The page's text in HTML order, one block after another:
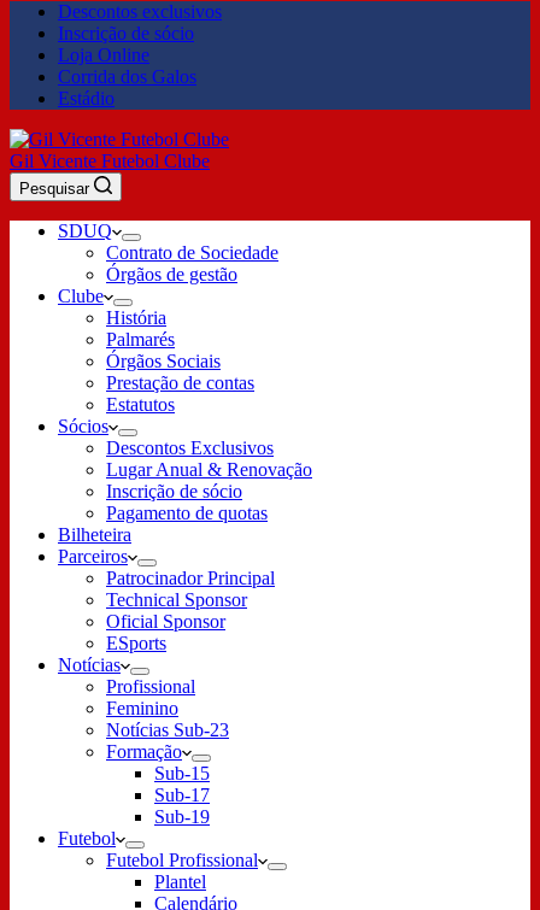
Descontos exclusivos
Inscrição de sócio
Loja Online
Corrida dos Galos
Estádio
Gil Vicente Futebol Clube
Pesquisar
SDUQ
Contrato de Sociedade
Órgãos de gestão
Clube
História
Palmarés
Órgãos Sociais
Prestação de contas
Estatutos
Sócios
Descontos Exclusivos
Lugar Anual & Renovação
Inscrição de sócio
Pagamento de quotas
Bilheteira
Parceiros
Patrocinador Principal
Technical Sponsor
Oficial Sponsor
ESports
Notícias
Profissional
Feminino
Notícias Sub-23
Formação
Sub-15
Sub-17
Sub-19
Futebol
Futebol Profissional
Plantel
Calendário